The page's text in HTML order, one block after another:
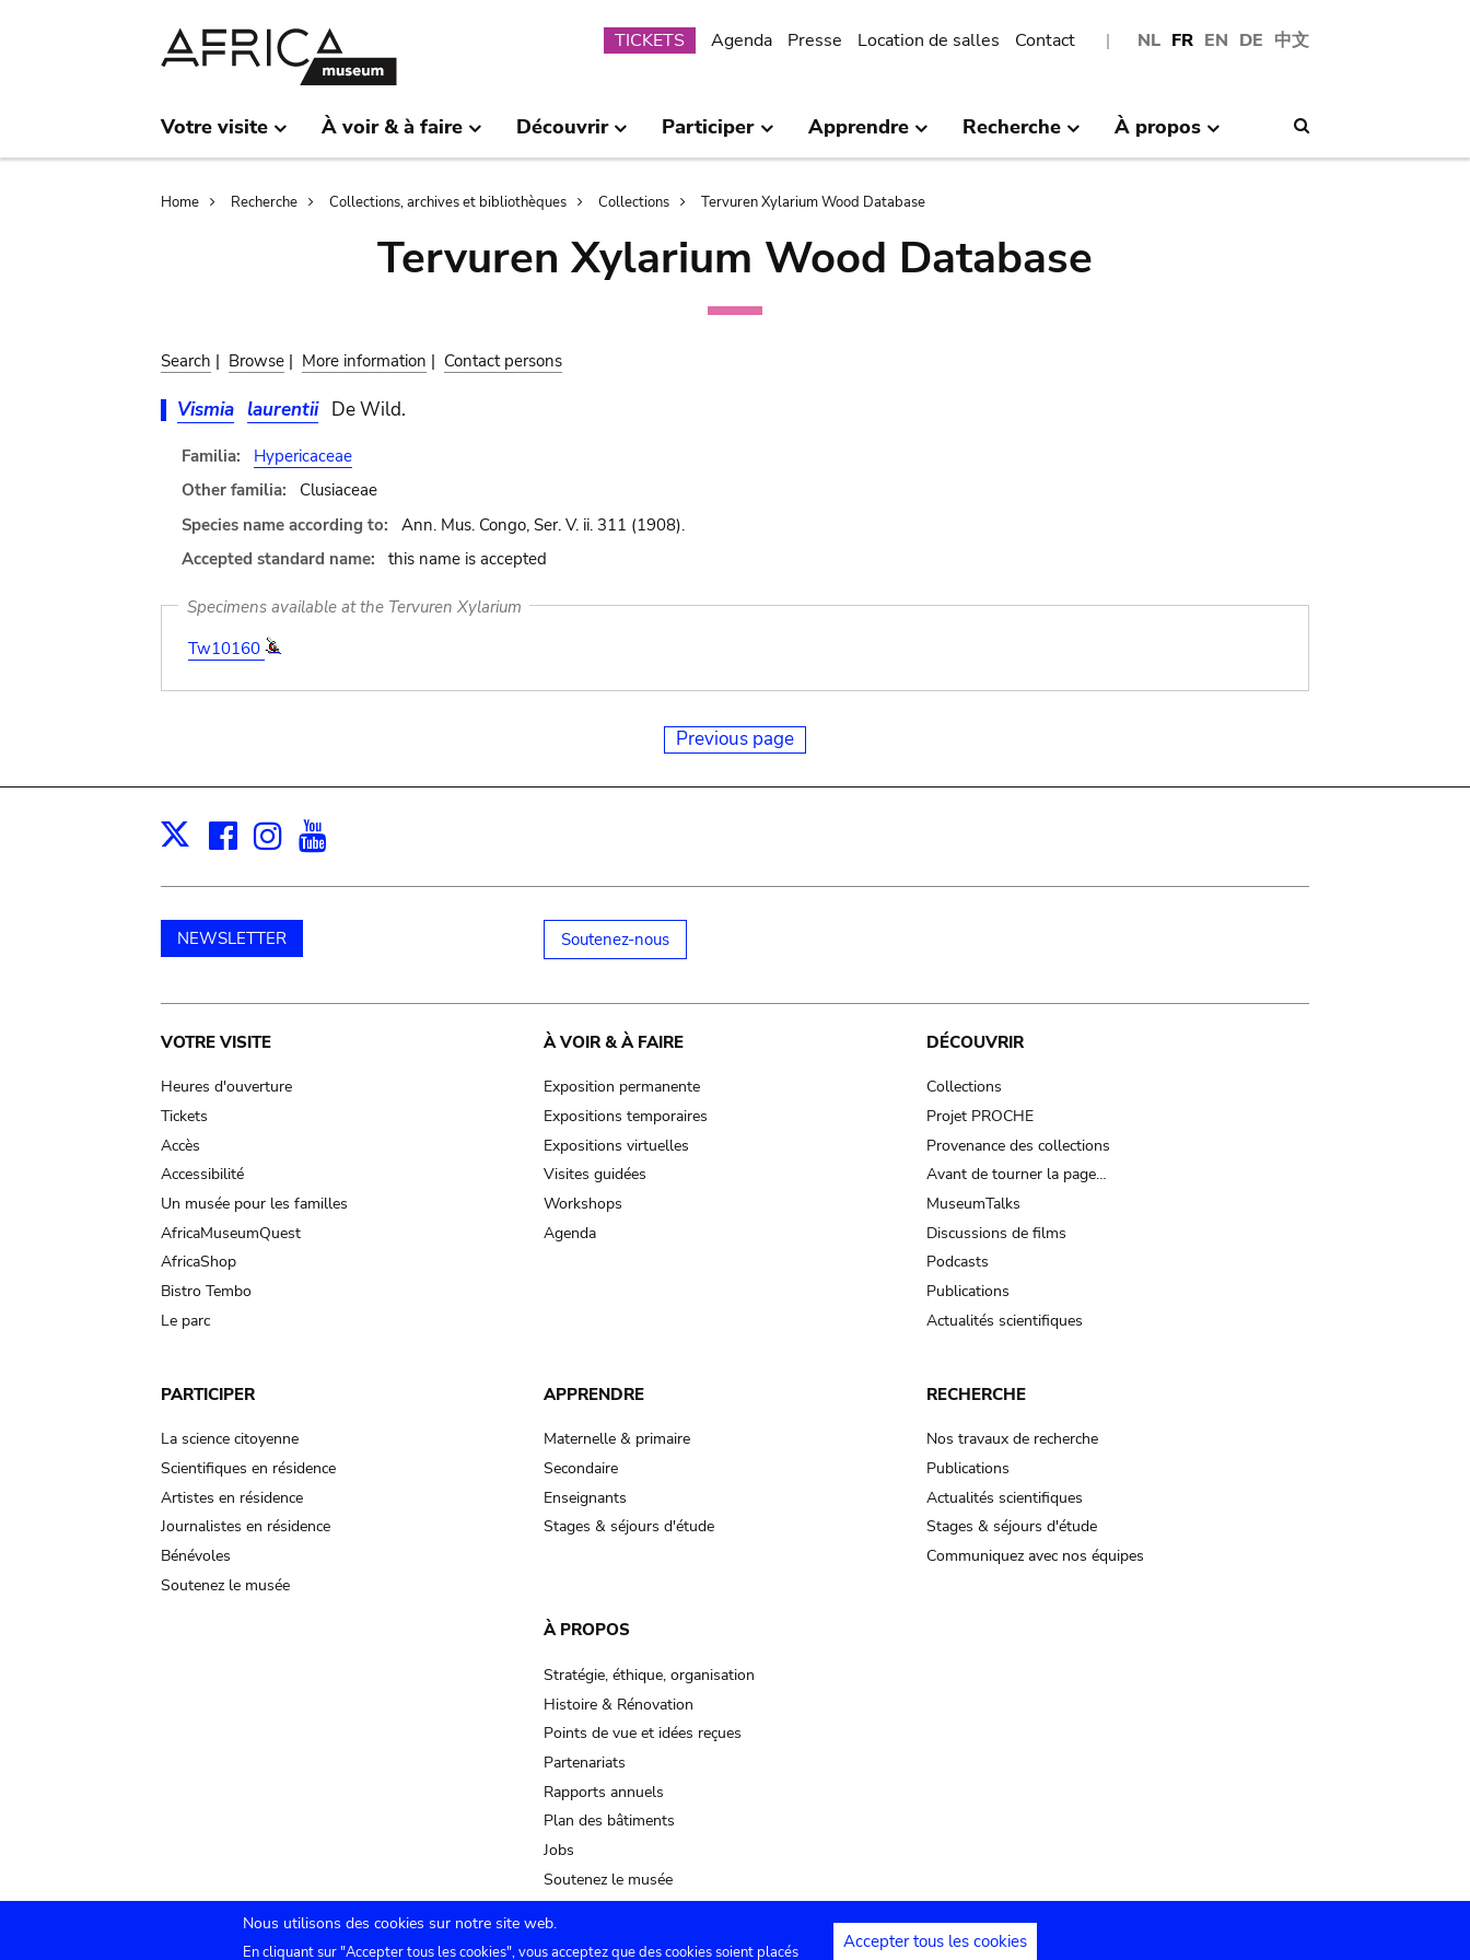
NL FR EN DE 中文
Submenu
TICKETS Agenda Presse Location de salles Contact
Votre visite À voir & à faire Découvrir Participer Apprendre Recherche À propos
Breadcrumb
Home Recherche Collections, archives et bibliothèques Collections Tervuren Xylarium Wood Database
Tervuren Xylarium Wood Database
Search | Browse | More information | Contact persons
Vismia laurentii De Wild.
Familia:
Hypericaceae
Other familia:
Clusiaceae
Species name according to:
Ann. Mus. Congo, Ser. V. ii. 311 (1908).
Accepted standard name:
this name is accepted
Specimens available at the Tervuren Xylarium
Tw10160
Previous page
X Facebook
Instagram
NEWSLETTER Soutenez-nous
Main
navigation
VOTRE VISITE
Heures d'ouverture
Tickets
Accès
Accessibilité
Un musée pour les familles
AfricaMuseumQuest
AfricaShop
Bistro Tembo
Le parc
À VOIR & À FAIRE
Exposition permanente
Expositions temporaires
Expositions virtuelles
Visites guidées
Workshops
Agenda
DÉCOUVRIR
Collections
Projet PROCHE
Provenance des collections
Avant de tourner la page…
MuseumTalks
Discussions de films
Podcasts
Publications
Actualités scientifiques
PARTICIPER
La science citoyenne
Scientifiques en résidence
Artistes en résidence
Journalistes en résidence
Bénévoles
Soutenez le musée
APPRENDRE
Maternelle & primaire
Secondaire
Enseignants
Stages & séjours d'étude
RECHERCHE
Nos travaux de recherche
Publications
Actualités scientifiques
Stages & séjours d'étude
Communiquez avec nos équipes
À PROPOS
Stratégie, éthique, organisation
Histoire & Rénovation
Points de vue et idées reçues
Partenariats
Rapports annuels
Plan des bâtiments
Jobs
Soutenez le musée
Nous utilisons des cookies sur notre site web.
En cliquant sur "Accepter tous les cookies", vous acceptez que des cookies soient placés Accepter tous les cookies